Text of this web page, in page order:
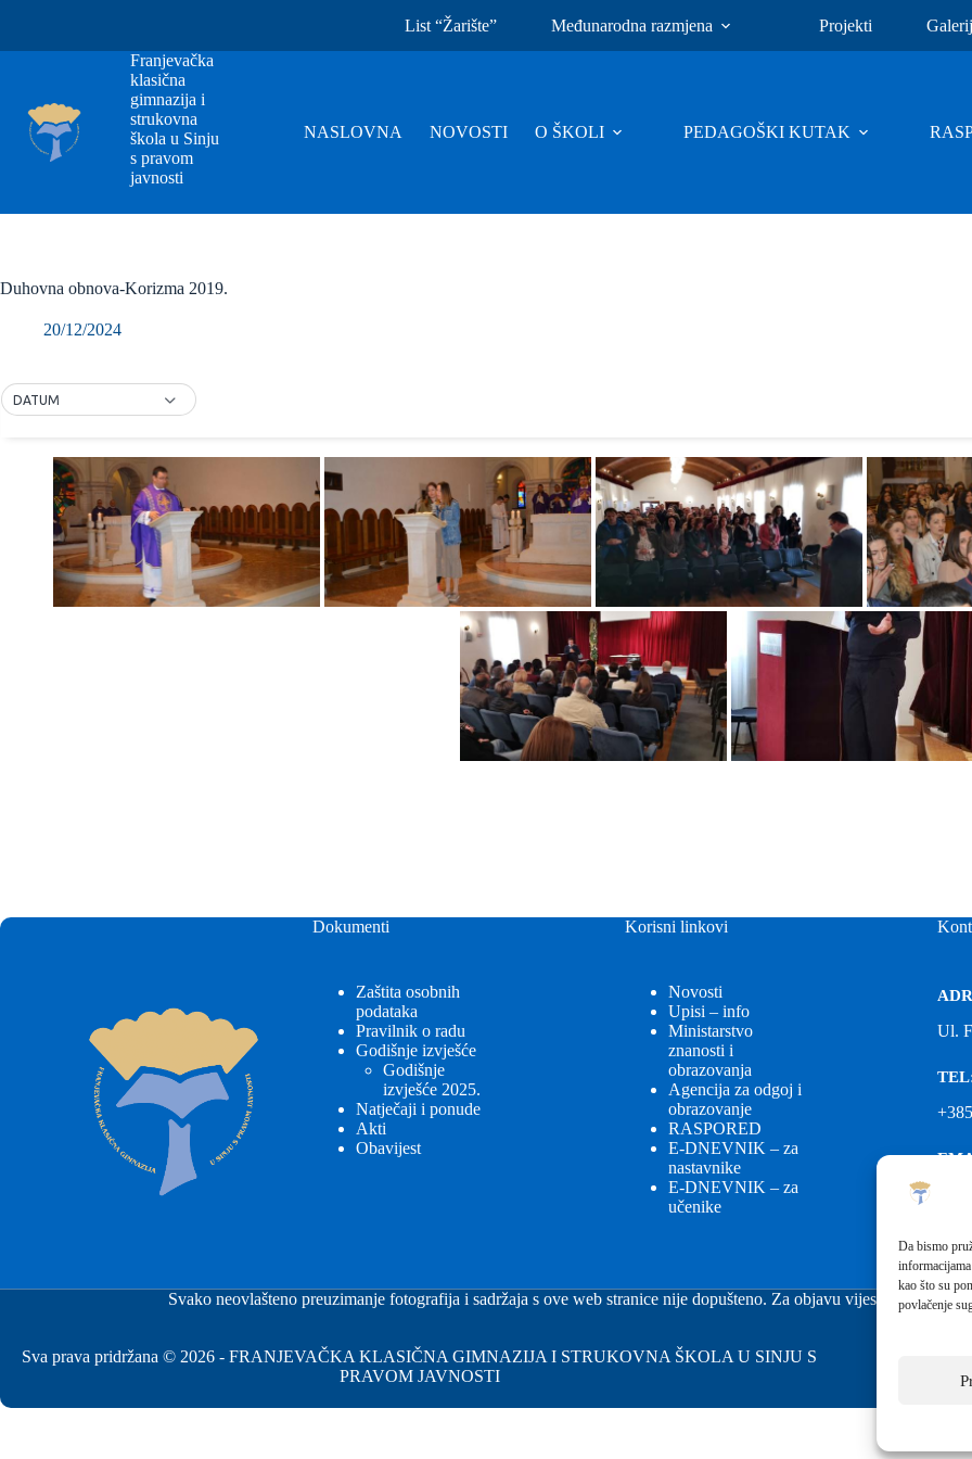
Da bismo
kao što su
povlačenje
List “Žarište” Međunarodna razmjena Projekti
Franjevačka
klasična
gimnazija i
strukovna
škola u Sinju
s pravom
javnosti
NASLOVNA NOVOSTI O ŠKOLI PEDAGOŠKI KUTAK
Duhovna obnova-Korizma 2019.
20/12/2024
DATUM
Dokumenti
Zaštita osobnih
podataka
Pravilnik o radu
Godišnje izvješće
Godišnje
izvješće 2025.
Natječaji i ponude
Akti
Obavijest
Korisni linkovi
Novosti
Upisi – info
Ministarstvo
znanosti i
obrazovanja
Agencija za odgoj i
obrazovanje
RASPORED
E-DNEVNIK – za
nastavnike
E-DNEVNIK – za
učenike
Ul.
Svako neovlašteno preuzimanje fotografija i sadržaja s ove web stranice nije dopušteno. Za objavu vijesti sa
Sva prava pridržana © 2026 - FRANJEVAČKA KLASIČNA GIMNAZIJA I STRUKOVNA ŠKOLA U SINJU S
PRAVOM JAVNOSTI